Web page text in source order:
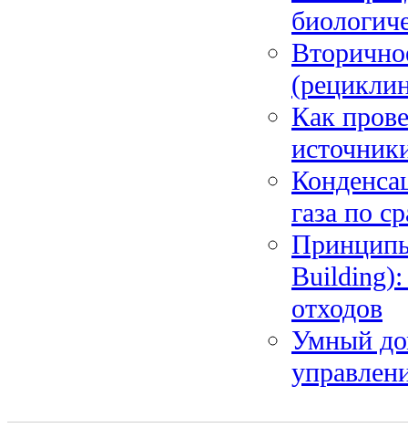
Как
газа по
Принципы
Building):
отходов
Умный